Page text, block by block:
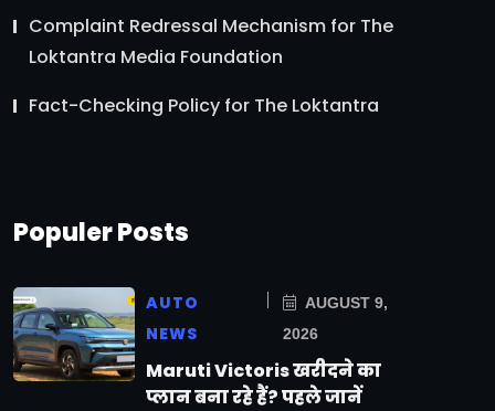
Complaint Redressal Mechanism for The
Loktantra Media Foundation
Fact-Checking Policy for The Loktantra
Populer Posts
AUTO
NEWS
AUGUST 9,
2026
Maruti Victoris खरीदने का
प्लान बना रहे हैं? पहले जानें